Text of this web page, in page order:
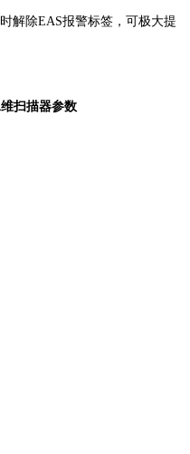
时解除EAS报警标签，可极大提
扫描器参数